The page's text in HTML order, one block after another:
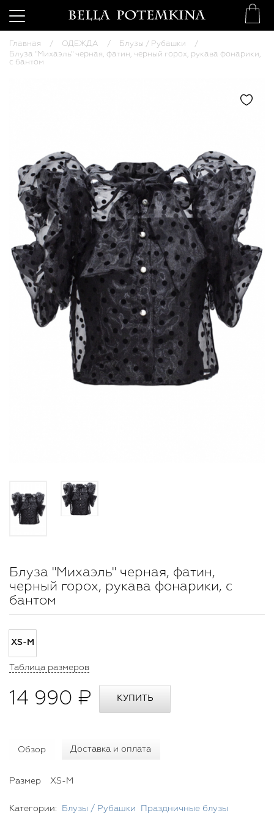
Главная ОДЕЖДА
Блузы / Рубашки
Блуза "Михаэль" черная, фатин, черный горох, рукава фонарики,
с бантом
Блуза "Михаэль" черная, фатин,
черный горох, рукава фонарики, с
бантом
XS-M
Таблица размеров
14 990 ₽
Обзор Доставка и оплата
Размер XS-M
Категории: Блузы / Рубашки Праздничные блузы